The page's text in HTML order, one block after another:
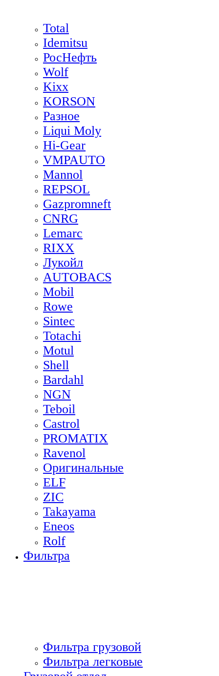
Total
Idemitsu
РосНефть
Wolf
Kixx
KORSON
Разное
Liqui Moly
Hi-Gear
VMPAUTO
Mannol
REPSOL
Gazpromneft
CNRG
Lemarc
RIXX
Лукойл
AUTOBACS
Mobil
Rowe
Sintec
Totachi
Motul
Shell
Bardahl
NGN
Teboil
Castrol
PROMATIX
Ravenol
Оригинальные
ELF
ZIC
Takayama
Eneos
Rolf
Фильтра
Фильтра грузовой
Фильтра легковые